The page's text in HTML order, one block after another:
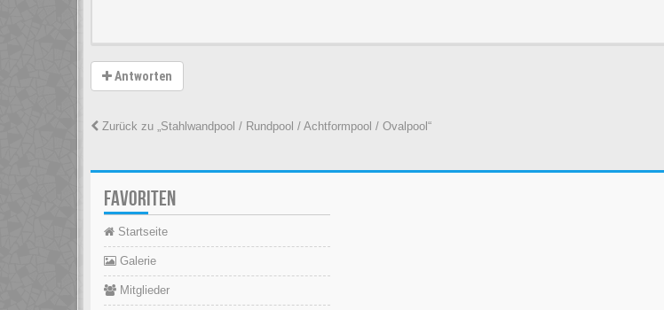
Antworten
Zurück zu „Stahlwandpool / Rundpool / Achtformpool / Ovalpool“
FAVORITEN
Startseite
Galerie
Mitglieder